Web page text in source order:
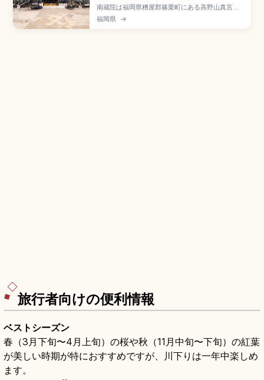
南蔵院は福岡県糟屋郡篠栗町にある高野山真言宗
の別格本山で、篠栗四国八十八箇所霊場の総本
寺・第1番札所。最大の見どころは全長41m・高さ
福岡県 →
旅行者向けの便利情報
ベストシーズン
春（3月下旬〜4月上旬）の桜や秋（11月中旬〜下旬）の紅葉
が美しい時期が特におすすめですが、川下りは一年中楽しめ
ます。